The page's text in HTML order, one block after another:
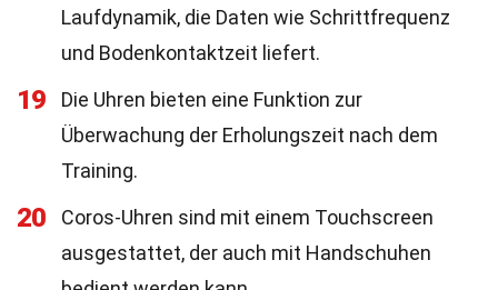
Laufdynamik, die Daten wie Schrittfrequenz
und Bodenkontaktzeit liefert.
19
Die Uhren bieten eine Funktion zur
Überwachung der Erholungszeit nach dem
Training.
20
Coros-Uhren sind mit einem Touchscreen
ausgestattet, der auch mit Handschuhen